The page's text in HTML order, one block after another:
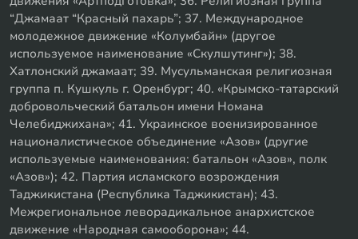
“Джамаат “Красный пахарь”; 37. Международное
молодежное движение «Колумбайн» (другое
используемое наименование «Скулшутинг»); 38.
Хатлонский джамаат; 39. Мусульманская религиозная
группа п. Кушкуль г. Оренбург; 40. «Крымско-татарский
добровольческий батальон имени Номана
Челебиджихана»; 41. Украинское военизированное
националистическое объединение «Азов» (другие
используемые наименования: батальон «Азов», полк
«Азов»); 42. Партия исламского возрождения
Таджикистана (Республика Таджикистан); 43.
Межрегиональное леворадикальное анархистское
движение «Народная самооборона»; 44.